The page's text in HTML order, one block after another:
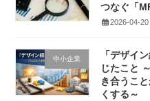
つなぐ「
2026-04-20
中小企業
「デザイ
じたこと
き合うこ
くする～